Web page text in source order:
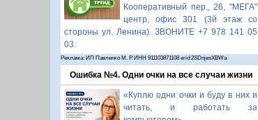
Кооперативный пер., 26, "МЕГА"
центр, офис 301 (3й этаж со
стороны ул. Ленина). ЗВОНИТЕ +7 978 141 05
03.
Реклама: ИП Павленко М. Р. ИНН 911103871108 erid:2SDnjesXBWa
Ошибка №4. Одни очки на все случаи жизни
«Куплю одни очки и буду в них и
читать, и работать за